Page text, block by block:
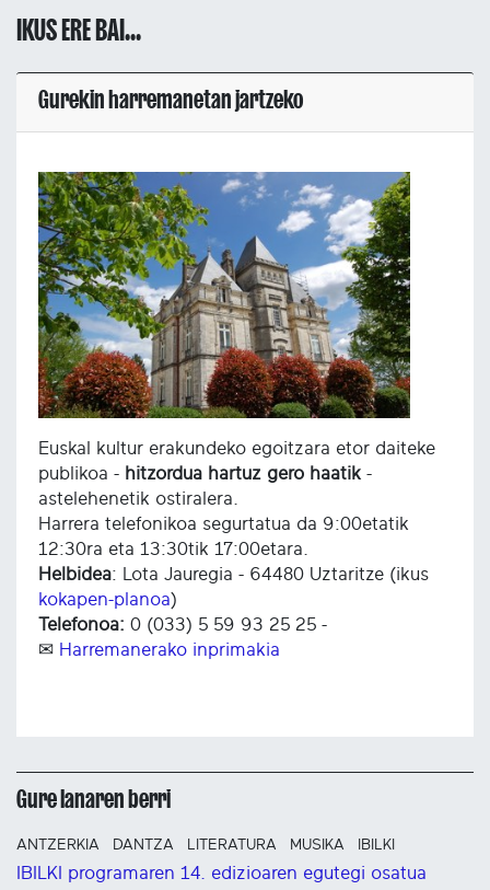
IKUS ERE BAI...
Gurekin harremanetan jartzeko
Euskal kultur erakundeko egoitzara etor daiteke
publikoa - hitzordua hartuz gero haatik -
astelehenetik ostiralera.
Harrera telefonikoa segurtatua da 9:00etatik
12:30ra eta 13:30tik 17:00etara.
Helbidea: Lota Jauregia - 64480 Uztaritze (ikus
kokapen-planoa)
Telefonoa: 0 (033) 5 59 93 25 25 -
✉ Harremanerako inprimakia
Gure lanaren berri
ANTZERKIA DANTZA LITERATURA MUSIKA IBILKI
IBILKI programaren 14. edizioaren egutegi osatua